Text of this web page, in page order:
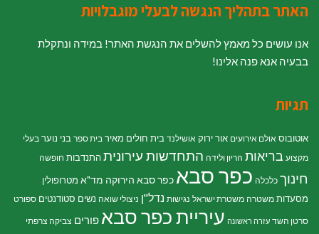
האתר בתהליך הנגשה לבעלי מוגבלויות
אנו עושים כל מאמץ להשלים את הנגשת האתר! במידה ונתקלת
בבעיה אנא פנה אלינו!
תגיות
אוטובוס אולם אירועים אור ירוק אושילנד בית חולים מאיר בית ספר בני נוער בעלי
מקצוע בריאות הריון ולידה התחדשות עירוניתהתנדבות חופשה
חינוך כלכלה כפר סבא כפר סבא הירוקה מד"א מטרופולין
מסעדות משטרה משטרת ישראל נגישות נדל"ן ניצולי שואה נשים סטודנטים ספורט
סרטן השד עזרה ראשונה עיריית כפר סבא פורים צביקה צרפתי